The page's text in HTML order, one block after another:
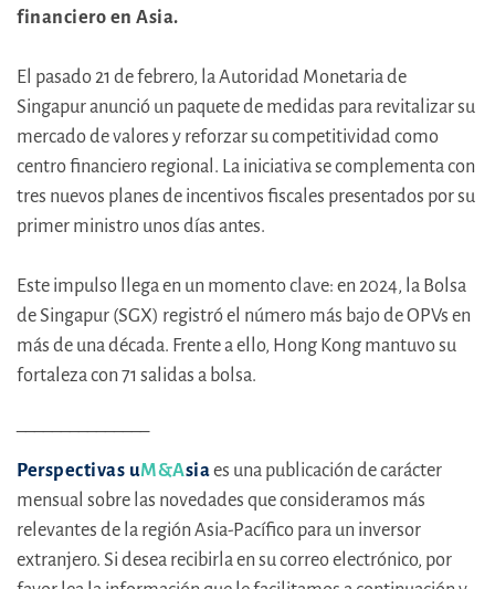
financiero en Asia.
El pasado 21 de febrero, la Autoridad Monetaria de
Singapur anunció un paquete de medidas para revitalizar su
mercado de valores y reforzar su competitividad como
centro financiero regional. La iniciativa se complementa con
tres nuevos planes de incentivos fiscales presentados por su
primer ministro unos días antes.
Este impulso llega en un momento clave: en 2024, la Bolsa
de Singapur (SGX) registró el número más bajo de OPVs en
más de una década. Frente a ello, Hong Kong mantuvo su
fortaleza con 71 salidas a bolsa.
Perspectivas uM&Asiaes una publicación de carácter
mensual sobre las novedades que consideramos más
relevantes de la región Asia-Pacífico para un inversor
extranjero. Si desea recibirla en su correo electrónico, por